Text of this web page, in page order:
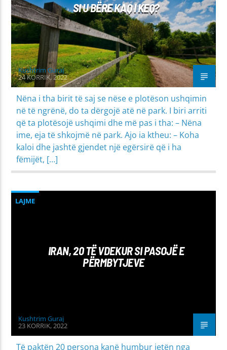
SI U BËRE KAQ I KEQ?
Kushtrim Guraj
24 KORRIK, 2022
Nëna i tha birit të saj se nëse e plotëson ushqimin
në të ngrënë, do ta dërgojë atë në park. I biri arriti
që ta plotësojë ushqimi dhe më pas i tha: – Nëna
ime, eja të shkojmë në park. Ajo ia ktheu: – Koha
kaloi dhe jashtë gjendet një egërsirë që i ha
fëmijët, […]
LAJME
IRAN, 20 TË VDEKUR SI PASOJË E
PËRMBYTJEVE
Kushtrim Guraj
23 KORRIK, 2022
Të paktën 20 persona kanë humbur jetën nga